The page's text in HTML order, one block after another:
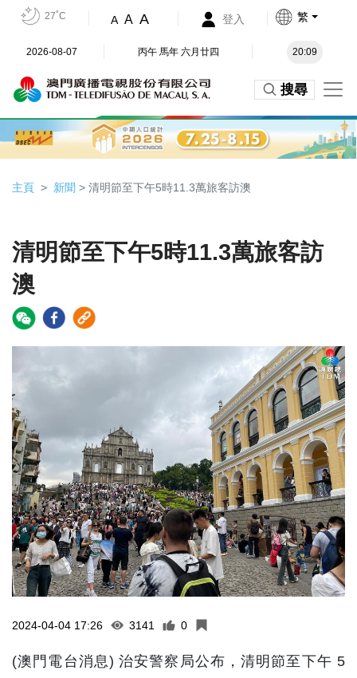
27˚C A A A 登入 繁
2026-08-07 丙午 馬年 六月廿四 20:09
搜尋
主頁 新聞 > 清明節至下午5時11.3萬旅客訪澳
清明節至下午5時11.3萬旅客訪
澳
2024-04-04 17:26 3141 0
(澳門電台消息) 治安警察局公布，清明節至下午 5